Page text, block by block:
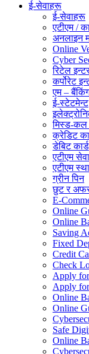
ई-सेवाहरू
ई-सेवाहरू
एटीएम /
अनलाइन
Online
Cyber
रिटेल
कर्पोरेट
एम –
ई-स्टेटमेन्ट
मिस्ड-कल
क्रेडिट
डेबिट कार्ड
एटीएम सेवा
एटीएम
ग्रीन पिन
छुट र
E-
Online
Online
Saving
Fixed
Credit
Check
Apply
Apply
Online
Online
Safe
Online